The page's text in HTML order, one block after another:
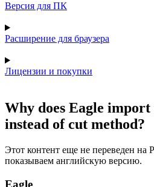
Версия для ПК
Расширение для браузера
Лицензии и покупки
Why does Eagle
instead of cut method?
Этот контент еще не переведен
показываем английскую версию.
Eagle